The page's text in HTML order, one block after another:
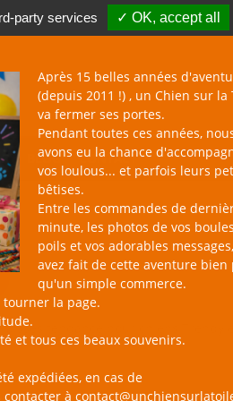
Après 15 belles années
(depuis 2011 !) , un Chien sur la
va fermer ses portes.
Pendant toutes ces années,
avons eu la chance
vos loulous... et parfois leurs
bêtises.
Entre les commandes de
minute, les photos de vos
poils et vos adorables
avez fait de cette aventure bien
qu'un simple commerce.
la page.
et tous ces beaux souvenirs.
expédiées, en cas de
à
BLOG CONTACT
tendance pour chiens
party services ✓ OK, accept all